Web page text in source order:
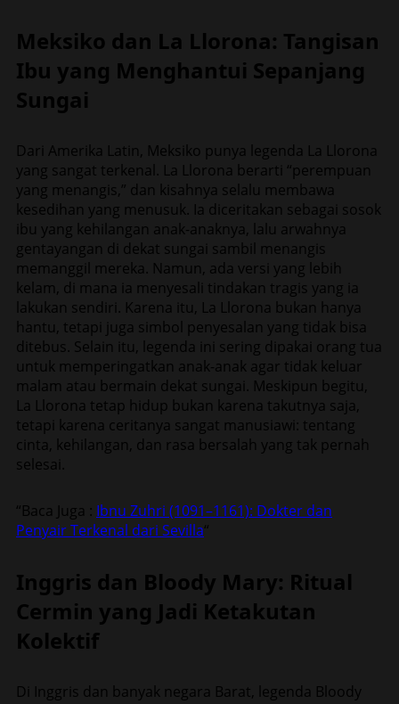
Meksiko dan La Llorona: Tangisan
Ibu yang Menghantui Sepanjang
Sungai
Dari Amerika Latin, Meksiko punya legenda La Llorona
yang sangat terkenal. La Llorona berarti “perempuan
yang menangis,” dan kisahnya selalu membawa
kesedihan yang menusuk. Ia diceritakan sebagai sosok
ibu yang kehilangan anak-anaknya, lalu arwahnya
gentayangan di dekat sungai sambil menangis
memanggil mereka. Namun, ada versi yang lebih
kelam, di mana ia menyesali tindakan tragis yang ia
lakukan sendiri. Karena itu, La Llorona bukan hanya
hantu, tetapi juga simbol penyesalan yang tidak bisa
ditebus. Selain itu, legenda ini sering dipakai orang tua
untuk memperingatkan anak-anak agar tidak keluar
malam atau bermain dekat sungai. Meskipun begitu,
La Llorona tetap hidup bukan karena takutnya saja,
tetapi karena ceritanya sangat manusiawi: tentang
cinta, kehilangan, dan rasa bersalah yang tak pernah
selesai.
“Baca Juga : Ibnu Zuhri (1091–1161): Dokter dan
Penyair Terkenal dari Sevilla“
Inggris dan Bloody Mary: Ritual
Cermin yang Jadi Ketakutan
Kolektif
Di Inggris dan banyak negara Barat, legenda Bloody